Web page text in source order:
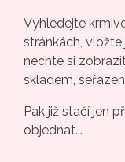
Vyhledejte
stránkách,
nechte si
skladem,
Pak již stačí jen
objednat...